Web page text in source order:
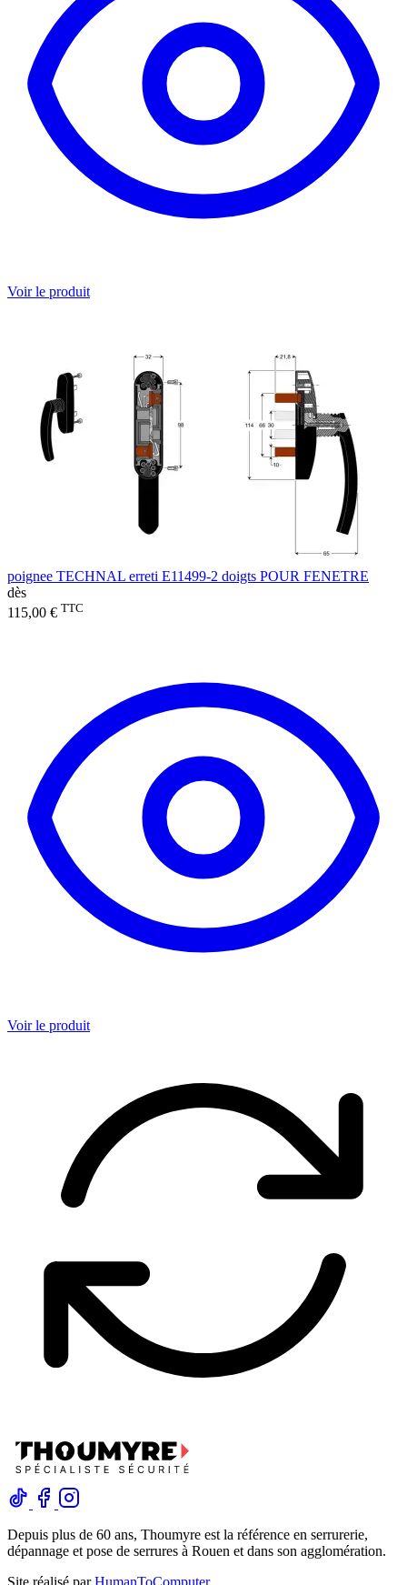
Voir le produit
poignee TECHNAL erreti E11499-2 doigts POUR FENETRE
dès
115,00 € TTC
Voir le produit
Depuis plus de 60 ans, Thoumyre est la référence en serrurerie,
dépannage et pose de serrures à Rouen et dans son agglomération.
Site réalisé parHumanToComputer